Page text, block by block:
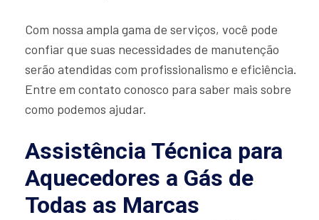
Com nossa ampla gama de serviços, você pode
confiar que suas necessidades de manutenção
serão atendidas com profissionalismo e eficiência.
Entre em contato conosco para saber mais sobre
como podemos ajudar.
Assistência Técnica para
Aquecedores a Gás de
Todas as Marcas